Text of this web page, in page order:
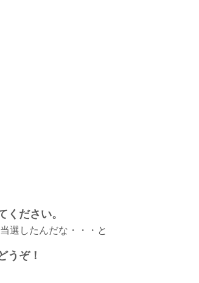
ださい。
選したんだな・・・と
うぞ！